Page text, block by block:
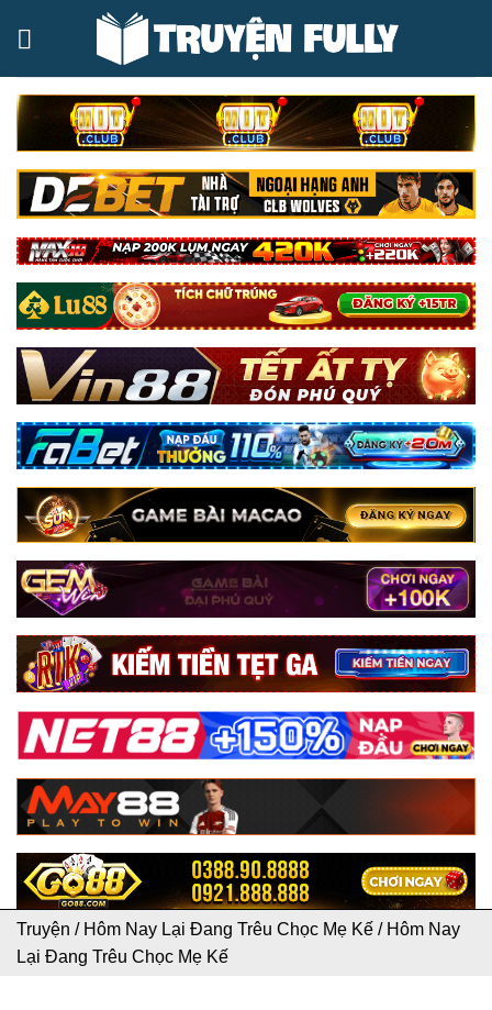
Truyện / Hôm Nay Lại Đang Trêu Chọc Mẹ Kế / Hôm Nay
Lại Đang Trêu Chọc Mẹ Kế